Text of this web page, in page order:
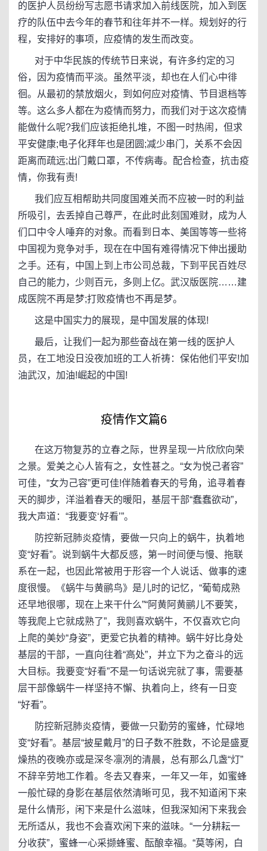
的医护人员纷纷写志愿书请求加入前线医院，加入到医
疗的队伍中去今年的春节和往年并不一样。规划好的行
程，安排好的事项，应疫情的发生而改变。
对于中华民族的传统节日来说，有许多约定的习
俗，因为疫情而平淡。虽然平淡，却也在人们心中徘
徊。从最初的禁放烟火，到如何应对疫情、节目退档等
等。这么多人都在为疫情而努力，而我们对于这次疫情
能做什么呢?我们应该拒绝扎堆，不图一时热闹，但求
平安健康;电子化拜年也是团圆;减少串门，关系不会因
距离而疏远;出门戴口罩，不传病毒。配合检查，抗击疫
情，你我有责!
我们应互相帮助共同度国难关而不应被一时的利益
所吸引，去丢掉自己尊严，在此时此刻国难财，成为人
们口中令人唾弃的对象。而看到日本、美国等等一些将
中国视为竞争对手，现在在中国有难得情况下伸出援助
之手。还有，中国上到上市公司总裁，下到平民百姓尽
自己的能力，少则百元，多则上亿。武汉版医院……建
成医院不再是梦;打败疫情也不再是梦。
这是中国实力的展现，是中国发展的体现!
最后，让我们一起为那些奋战在第一线的医护人
员，在工地没日没夜加班的工人祈祷：保佑他们平安!加
油武汉，加油!崛起的中国!
疫情作文篇6
在这万物复苏的立春之际，世界呈现一片欣欣向荣
之景。爱美之心人皆有之，女性甚之。“女为悦己者容”
可佳，“女为己容”更可佳!伴随着春天的号角，追寻着春
天的脚步，洋溢着春天的暖阳，基层干部“蠢蠢欲动”，
我大声道：“我要变‘好看’”。
防控新冠肺炎疫情，要做一只向上的蜗牛，执着地
变“好看”。说到蜗牛大都反感，第一时间便与慢、拖联
系在一起，也因此常被用于形容一个人说话、做事的速
度很慢。《蜗牛与黄鹂鸟》是儿时的记忆，“葡萄成熟
还早地很哪，现在上来干什么”“阿黄阿黄鹂儿不要笑，
等我爬上它就成熟了”，我则喜欢蜗牛，不仅喜欢它向
上爬的美妙“身姿”，更爱它执着的精神。蜗牛好比身处
基层的干部，一直向往着“高处”，并立下为之奋斗的远
大目标。我要变“好看”不是一句话说完就了事，需要基
层干部像蜗牛一样坚持不懈、执着向上，终有一日变
“好看”。
防控新冠肺炎疫情，要做一只勤劳的蜜蜂，忙碌地
变“好看”。基层“披星戴月”的日子数不胜数，不论是盛夏
燥热的夜晚亦或是深冬凛冽的清晨，总有那么几盏“灯”
不辞辛劳地工作着。冬去又春来，一年又一年，如蜜蜂
一般忙碌的身影在基层依然清晰可见，我不知道闲下来
是什么情形，闲下来是什么滋味，但我深知闲下来我会
无所适从，我也不会喜欢闲下来的滋味。“一分耕耘一
分收获”，蜜蜂一心采撷蜂蜜、酝酿幸福。“莫等闲，白